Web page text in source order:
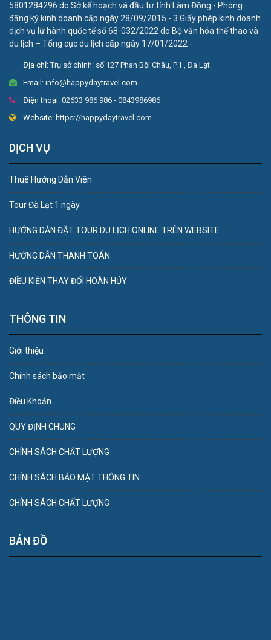
5801284296 do Sở kế hoạch và đầu tư tỉnh Lâm Đồng - Phòng
đăng ký kinh doanh cấp ngày 28/09/2015 - 3 Giấy phép kinh doanh
dịch vụ lữ hành quốc tế số 68-032/2022 do Bộ văn hóa thể thao và
du lịch – Tổng cục du lịch cấp ngày 17/01/2022 -
Địa chỉ:Trụ sở chính: số 127 Phan Bội Châu, P.1 , Đà Lạt
Email: info@happydaytravel.com
Điện thoại: 02633 986 986 - 0843986986
Website: https://happydaytravel.com
DỊCH VỤ
Thuê Hướng Dẫn Viên
Tour Đà Lạt 1 ngày
HƯỚNG DẪN ĐẶT TOUR DU LỊCH ONLINE TRÊN WEBSITE
HƯỚNG DẪN THANH TOÁN
ĐIỀU KIỆN THAY ĐỔI HOÀN HỦY
THÔNG TIN
Giới thiệu
Chính sách bảo mật
Điều Khoản
QUY ĐỊNH CHUNG
CHÍNH SÁCH CHẤT LƯỢNG
CHÍNH SÁCH BẢO MẬT THÔNG TIN
CHÍNH SÁCH CHẤT LƯỢNG
BẢN ĐỒ